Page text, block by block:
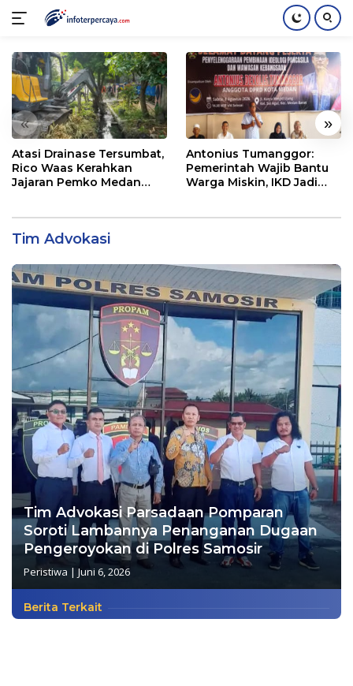
konten
« »
Atasi Drainase Tersumbat,
Rico Waas Kerahkan
Jajaran Pemko Medan
Antonius Tumanggor:
Pemerintah Wajib Bantu
Warga Miskin, IKD Jadi
Tim Advokasi
Tim Advokasi Parsadaan Pomparan
Soroti Lambannya Penanganan Dugaan
Pengeroyokan di Polres Samosir
Peristiwa | Juni 6, 2026
Berita Terkait